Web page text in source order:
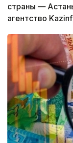
страны —
агентство